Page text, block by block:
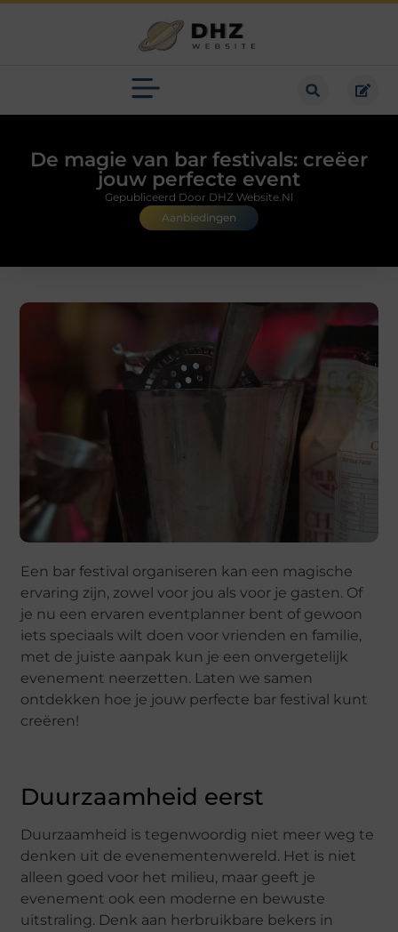
De magie van bar festivals: creëer
jouw perfecte event
Aanbiedingen
Gepubliceerd Door DHZ Website.nl
Een bar festival organiseren kan een magische
ervaring zijn, zowel voor jou als voor je gasten. Of
je nu een ervaren eventplanner bent of gewoon
iets speciaals wilt doen voor vrienden en familie,
met de juiste aanpak kun je een onvergetelijk
evenement neerzetten. Laten we samen
ontdekken hoe je jouw perfecte bar festival kunt
creëren!
Duurzaamheid eerst
Duurzaamheid is tegenwoordig niet meer weg te
denken uit de evenementenwereld. Het is niet
alleen goed voor het milieu, maar geeft je
evenement ook een moderne en bewuste
uitstraling. Denk aan herbruikbare bekers in